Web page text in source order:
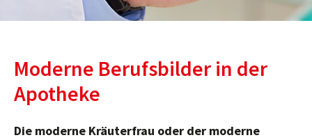
Moderne Berufsbilder in der
Apotheke
Die moderne Kräuterfrau oder der moderne